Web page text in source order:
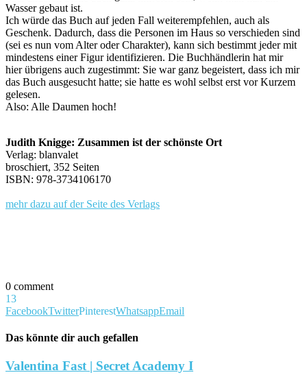
Wasser gebaut ist.
Ich würde das Buch auf jeden Fall weiterempfehlen, auch als
Geschenk. Dadurch, dass die Personen im Haus so verschieden sind
(sei es nun vom Alter oder Charakter), kann sich bestimmt jeder mit
mindestens einer Figur identifizieren. Die Buchhändlerin hat mir
hier übrigens auch zugestimmt: Sie war ganz begeistert, dass ich mir
das Buch ausgesucht hatte; sie hatte es wohl selbst erst vor Kurzem
gelesen.
Also: Alle Daumen hoch!
Judith Knigge: Zusammen ist der schönste Ort
Verlag: blanvalet
broschiert, 352 Seiten
ISBN: 978-3734106170
mehr dazu auf der Seite des Verlags
0 comment
13
FacebookTwitterPinterestWhatsappEmail
Das könnte dir auch gefallen
Valentina Fast | Secret Academy I